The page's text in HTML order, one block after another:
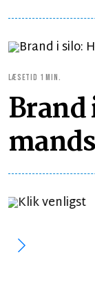
LÆSETID 1 MIN.
Brand